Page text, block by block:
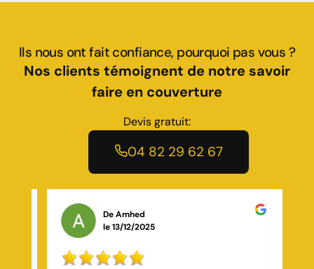
Ils nous ont fait confiance, pourquoi pas vous ?
Nos clients témoignent de notre savoir
faire en couverture
Devis gratuit:
04 82 29 62 67
De Januel Deborah
le 16/01/2025